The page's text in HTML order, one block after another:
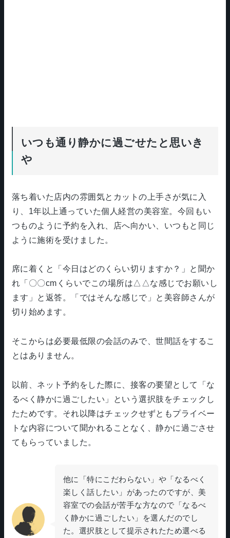
いつも通り静かに過ごせたと思いき
や
落ち着いた店内の雰囲気とカットの上手さが気に入
り、1年以上通っていた個人経営の美容室。今回もい
つものように予約を入れ、店へ向かい、いつもと同じ
ように施術を受けました。
席に着くと「今日はどのくらい切りますか？」と聞か
れ「〇〇cmくらいでこの場所は△△な感じでお願いし
ます」と返答。「ではそんな感じで」と美容師さんが
切り始めます。
そこからは必要最低限の会話のみで、世間話をするこ
とはありません。
以前、ネット予約をした際に、接客の要望として「な
るべく静かに過ごしたい」という選択肢をチェックし
たためです。それ以降はチェックせずともプライベー
トな内容について聞かれることなく、静かに過ごさせ
てもらっていました。
他に「特にこだわらない」や「なるべく
楽しく話したい」があったのですが、美
容室での会話が苦手な方なので「なるべ
く静かに過ごしたい」を選んだのでし
た。選択肢として提示されたため選べる